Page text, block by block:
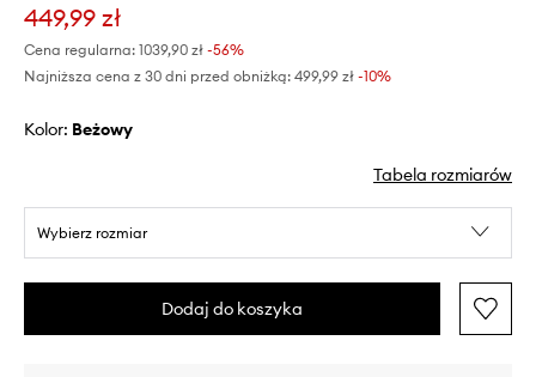
449,99 zł
Cena regularna: 1039,90 zł -56%
Najniższa cena z 30 dni przed obniżką: 499,99 zł -10%
Kolor: beżowy
Tabela rozmiarów
Wybierz rozmiar
Dodaj do koszyka